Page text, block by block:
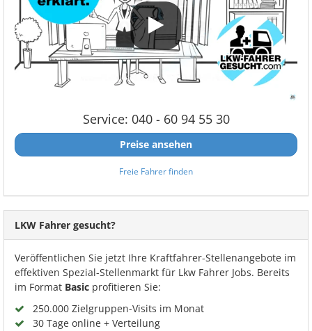
Service: 040 - 60 94 55 30
Preise ansehen
Freie Fahrer finden
LKW Fahrer gesucht?
Veröffentlichen Sie jetzt Ihre Kraftfahrer-Stellenangebote im
effektiven Spezial-Stellenmarkt für Lkw Fahrer Jobs. Bereits
im Format Basic profitieren Sie:
250.000 Zielgruppen-Visits im Monat
30 Tage online + Verteilung